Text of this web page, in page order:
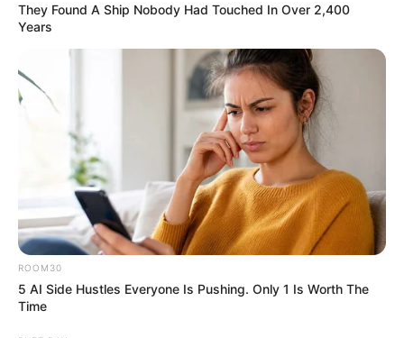
They Found A Ship Nobody Had Touched In Over 2,400
Years
ROOM30
5 AI Side Hustles Everyone Is Pushing. Only 1 Is Worth The
Time